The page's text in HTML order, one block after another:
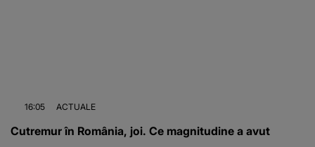
16:05 ACTUALE
Cutremur în România, joi. Ce magnitudine a avut